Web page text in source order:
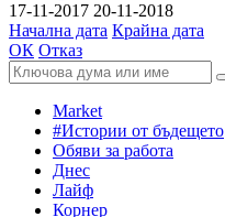
17-11-2017 20-11-2018
Начална дата Крайна дата
ОК Отказ
Market
#Истории от бъдещето
Обяви за работа
Днес
Лайф
Корнер